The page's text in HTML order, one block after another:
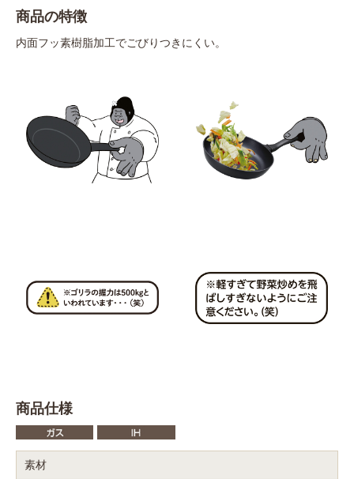
商品の特徴
内面フッ素樹脂加工でごびりつきにくい。
商品仕様
素材